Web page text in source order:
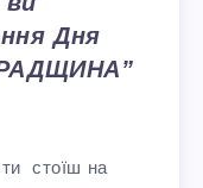
Дня
стоїш на